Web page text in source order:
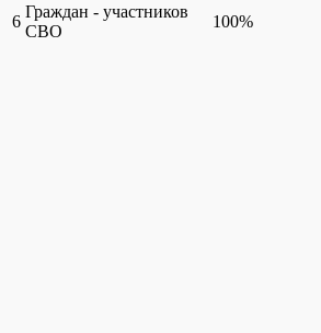
6
Граждан - участников
СВО
100%